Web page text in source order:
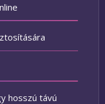
hosszú távú